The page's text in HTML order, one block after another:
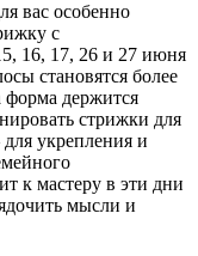
вас особенно
с
16, 17, 26 и 27 июня
становятся более
держится
стрижки для
укрепления и
к мастеру в эти дни
мысли и